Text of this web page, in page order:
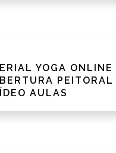
YOGA ONLINE |
PEITORAL |
AULAS